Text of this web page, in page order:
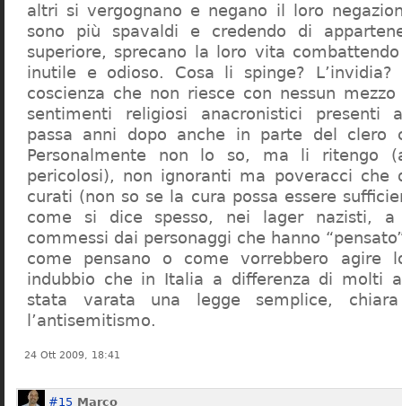
altri si vergognano e negano il loro
sono più spavaldi e credendo di
superiore, sprecano la loro vita
inutile e odioso. Cosa li spinge?
coscienza che non riesce con nessun
sentimenti religiosi anacronistici presenti
passa anni dopo anche in parte del clero
Personalmente non lo so, ma li ritengo
pericolosi), non ignoranti ma poveracci che
curati (non so se la cura possa essere
come si dice spesso, nei lager nazisti,
commessi dai personaggi che hanno
come pensano o come vorrebbero agire
indubbio che in Italia a differenza di molti
stata varata una legge semplice,
l’antisemitismo.
24 Ott 2009, 18:41
#15 Marco